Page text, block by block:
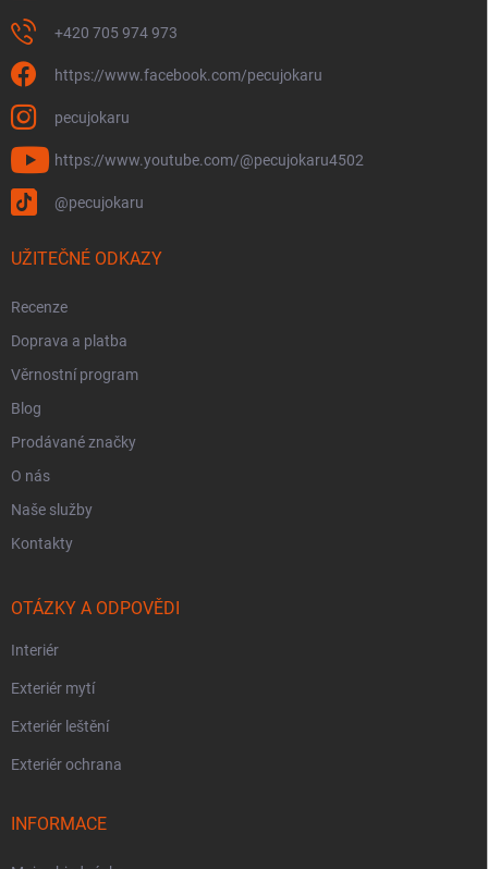
+420 705 974 973
https://www.facebook.com/pecujokaru
pecujokaru
https://www.youtube.com/@pecujokaru4502
@pecujokaru
UŽITEČNÉ ODKAZY
Recenze
Doprava a platba
Věrnostní program
Blog
Prodávané značky
O nás
Naše služby
Kontakty
OTÁZKY A ODPOVĚDI
Interiér
Exteriér mytí
Exteriér leštění
Exteriér ochrana
INFORMACE